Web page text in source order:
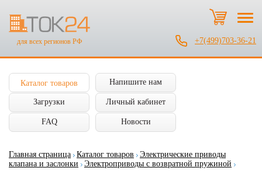
для всех регионов РФ +7(499)703-36-21
Каталог товаров Напишите нам
Загрузки Личный кабинет
FAQ Новости
Главная страница Каталог товаров
Электрические приводы
клапана и заслонки
Электроприводы с возвратной пружиной